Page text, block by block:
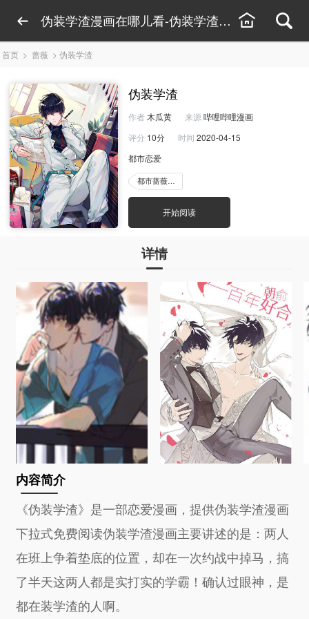
伪装学渣漫画在哪儿看-伪装学渣漫画免费
首页 > 蔷薇 > 伪装学渣
伪装学渣
作者 木瓜黄 来源 哔哩哔哩漫画
评分 10分 时间 2020-04-15
都市恋爱
都市蔷薇漫画
开始阅读
详情
内容简介
《伪装学渣》是一部恋爱漫画，提供伪装学渣漫画
下拉式免费阅读伪装学渣漫画主要讲述的是：两人
在班上争着垫底的位置，却在一次约战中掉马，搞
了半天这两人都是实打实的学霸！确认过眼神，是
都在装学渣的人啊。